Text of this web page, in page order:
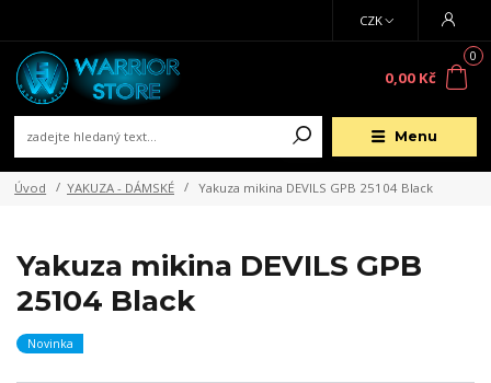
Menu
CZK
0
0,00 Kč
Úvod YAKUZA - DÁMSKÉ Yakuza mikina DEVILS GPB 25104 Black
Yakuza mikina DEVILS GPB
25104 Black
Novinka